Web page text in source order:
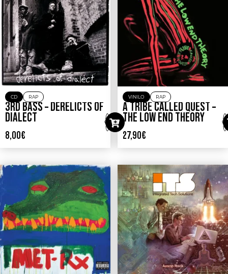
CD RAP
3RD BASS – DERELICTS OF
DIALECT
8,00€
VINILO RAP
A TRIBE CALLED QUEST –
THE LOW END THEORY
27,90€